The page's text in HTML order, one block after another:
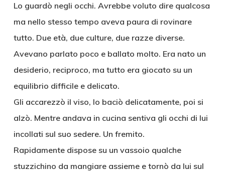
Lo guardò negli occhi. Avrebbe voluto dire qualcosa
ma nello stesso tempo aveva paura di rovinare
tutto. Due età, due culture, due razze diverse.
Avevano parlato poco e ballato molto. Era nato un
desiderio, reciproco, ma tutto era giocato su un
equilibrio difficile e delicato.
Gli accarezzò il viso, lo baciò delicatamente, poi si
alzò. Mentre andava in cucina sentiva gli occhi di lui
incollati sul suo sedere. Un fremito.
Rapidamente dispose su un vassoio qualche
stuzzichino da mangiare assieme e tornò da lui sul